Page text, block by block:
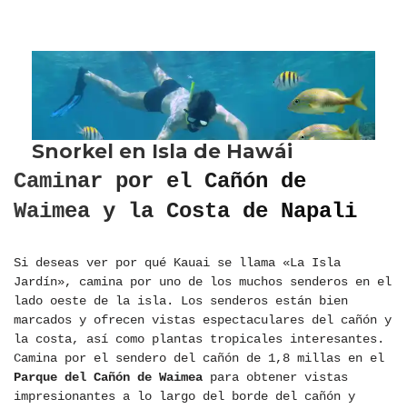
Caminar por el Cañón de
Waimea y la Costa de Napali
Si deseas ver por qué Kauai se llama «La Isla
Jardín», camina por uno de los muchos senderos en el
lado oeste de la isla. Los senderos están bien
marcados y ofrecen vistas espectaculares del cañón y
la costa, así como plantas tropicales interesantes.
Camina por el sendero del cañón de 1,8 millas en el
Parque del Cañón de Waimea para obtener vistas
impresionantes a lo largo del borde del cañón y